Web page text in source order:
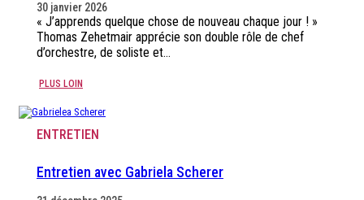
30 janvier 2026
« J’apprends quelque chose de nouveau chaque jour ! »
Thomas Zehetmair apprécie son double rôle de chef
d’orchestre, de soliste et…
PLUS LOIN
ENTRETIEN
Entretien avec Gabriela Scherer